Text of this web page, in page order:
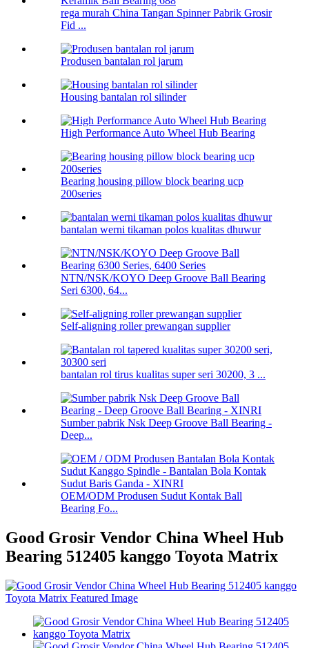
rega murah China Tangan Spinner Pabrik Grosir
Fid ...
Produsen bantalan rol jarum
Housing bantalan rol silinder
High Performance Auto Wheel Hub Bearing
Bearing housing pillow block bearing ucp
200series
bantalan werni tikaman polos kualitas dhuwur
NTN/NSK/KOYO Deep Groove Ball Bearing
Seri 6300, 64...
Self-aligning roller prewangan supplier
bantalan rol tirus kualitas super seri 30200, 3 ...
Sumber pabrik Nsk Deep Groove Ball Bearing -
Deep...
OEM/ODM Produsen Sudut Kontak Ball
Bearing Fo...
Good Grosir Vendor China Wheel Hub
Bearing 512405 kanggo Toyota Matrix